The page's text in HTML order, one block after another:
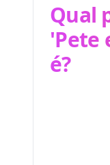
Qual
'Pete
é?